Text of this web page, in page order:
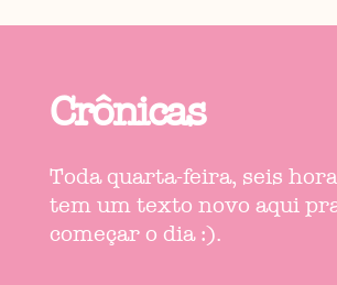
Crônicas
Toda quarta-feira, seis
tem um texto novo aqui
começar o dia :).